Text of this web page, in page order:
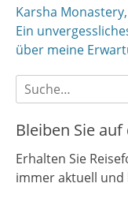
Karsha
Ein
über meine
Suche
nach:
Bleiben Sie
Erhalten Sie
immer aktuell und